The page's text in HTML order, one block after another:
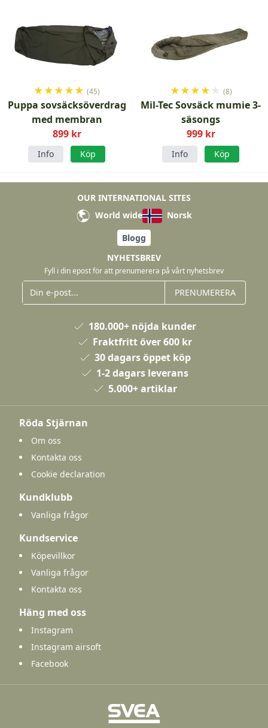
★★★★★ (45)
Puppa sovsäcksöverdrag
med membran
899 kr
Info Köp
★★★★ ★ (8)
Mil-Tec Sovsäck mumie 3-
säsongs
999 kr
Info Köp
OUR INTERNATIONAL SITES
World wide
Norsk
Blogg
NYHETSBREV
Fyll i din epost för att prenumerera på vårt nyhetsbrev
PRENUMERERA
180.000+ nöjda kunder
Fraktfritt över 600 kr
30 dagars öppet köp
1-2 dagars leverans
5.000+ artiklar
Röda Stjärnan
Om oss
Kontakta oss
Cookie declaration
Kundklubb
Vanliga frågor
Kundservice
Köpevillkor
Vanliga frågor
Kontakta oss
Häng med oss
Instagram
Instagram airsoft
Facebook